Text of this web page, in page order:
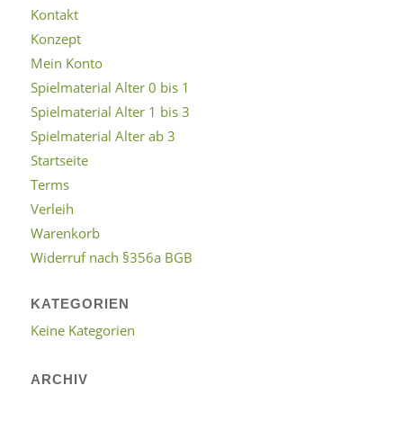
Kontakt
Konzept
Mein Konto
Spielmaterial Alter 0 bis 1
Spielmaterial Alter 1 bis 3
Spielmaterial Alter ab 3
Startseite
Terms
Verleih
Warenkorb
Widerruf nach §356a BGB
KATEGORIEN
Keine Kategorien
ARCHIV